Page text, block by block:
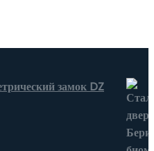
замок DZ